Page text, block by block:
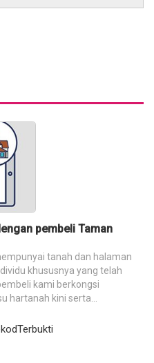
pembeli Taman
tanah dan halaman
khususnya yang telah
kami berkongsi
hartanah kini serta...